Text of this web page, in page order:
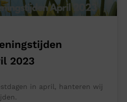
2023
in april, hanteren wij